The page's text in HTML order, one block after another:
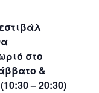
στο
&
– 20:30)